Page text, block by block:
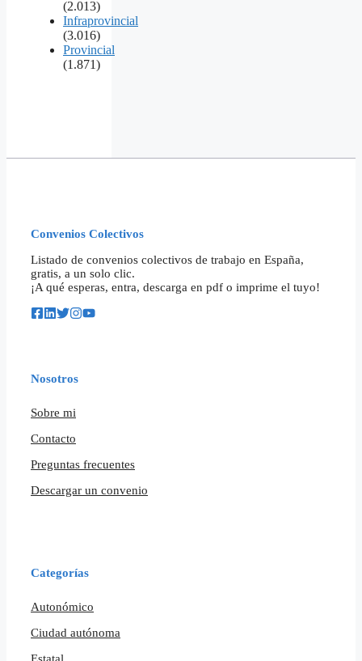
(2.013)
Infraprovincial
(3.016)
Provincial
(1.871)
Convenios Colectivos
Listado de convenios colectivos de trabajo en España,
gratis, a un solo clic.
¡A qué esperas, entra, descarga en pdf o imprime el tuyo!
Nosotros
Sobre mi
Contacto
Preguntas frecuentes
Descargar un convenio
Categorías
Autonómico
Ciudad autónoma